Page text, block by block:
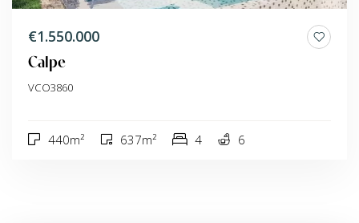
€1.550.000
Calpe
VCO3860
440m² 637m² 4 6